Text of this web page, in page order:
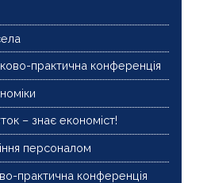
практична конференція
– знає економіст!
персоналом
практична конференція